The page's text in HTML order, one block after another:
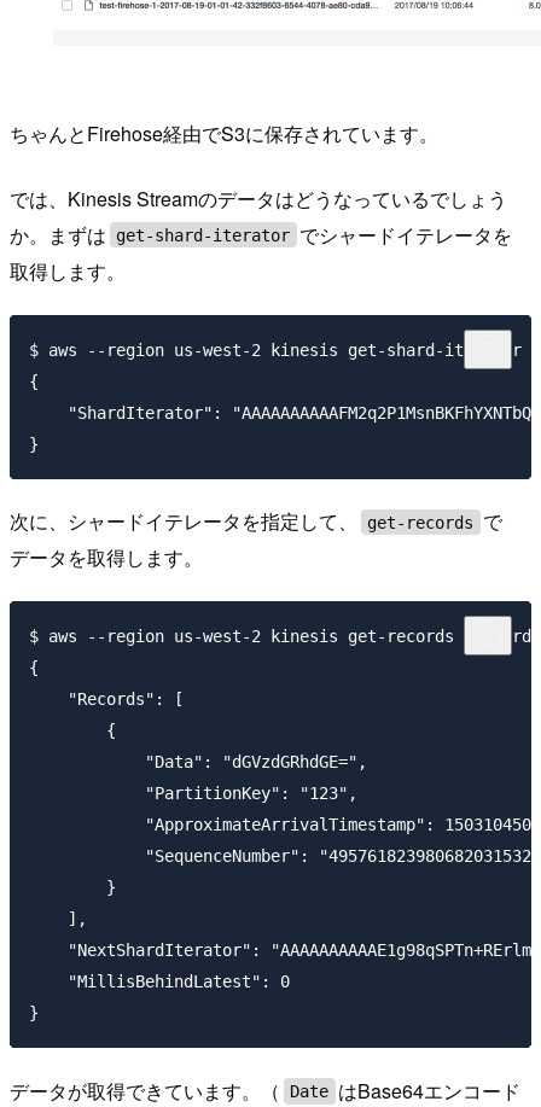
ちゃんとFirehose経由でS3に保存されています。
では、Kinesis Streamのデータはどうなっているでしょう
か。まずは
get-shard-iterator でシャードイテレータを
取得します。
$ aws --region us-west-2 kinesis get-shard-iterator --
{
"ShardIterator":
次に、シャードイテレータを指定して、 get-records
で
データを取得します。
$ aws --region us-west-2 kinesis get-records --shard-iterator
{
    "Records": [
        {
            "Data": "dGVzdGRhdGE=",
            "PartitionKey": "123",
"ApproximateArrivalTimestamp":
"SequenceNumber":
        }
    ],
"NextShardIterator":
    "MillisBehindLatest": 0
データが取得できています。（ Date はBase64エンコード